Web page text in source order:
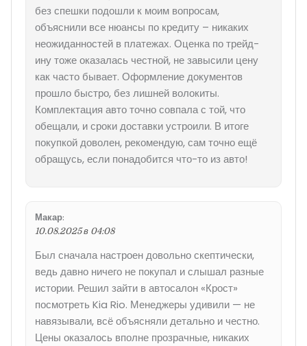
без спешки подошли к моим вопросам,
объяснили все нюансы по кредиту – никаких
неожиданностей в платежах. Оценка по трейд-
ину тоже оказалась честной, не завысили цену
как часто бывает. Оформление документов
прошло быстро, без лишней волокиты.
Комплектация авто точно совпала с той, что
обещали, и сроки доставки устроили. В итоге
покупкой доволен, рекомендую, сам точно ещё
обращусь, если понадобится что-то из авто!
Макар:
10.08.2025 в 04:08
Был сначала настроен довольно скептически,
ведь давно ничего не покупал и слышал разные
истории. Решил зайти в автосалон «Крост»
посмотреть Kia Rio. Менеджеры удивили — не
навязывали, всё объясняли детально и честно.
Цены оказалось вполне прозрачные, никаких